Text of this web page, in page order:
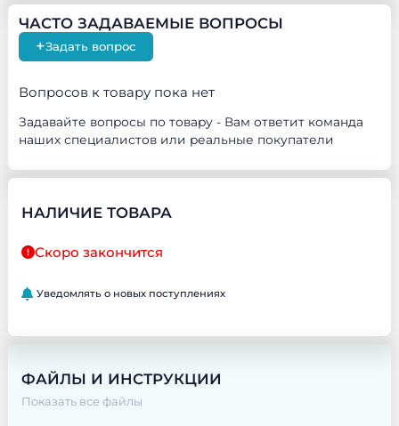
ЧАСТО ЗАДАВАЕМЫЕ ВОПРОСЫ
+Задать вопрос
Вопросов к товару пока нет
Задавайте вопросы по товару - Вам ответит команда
наших специалистов или реальные покупатели
НАЛИЧИЕ ТОВАРА
Скоро закончится
Уведомлять о новых поступлениях
ФАЙЛЫ И ИНСТРУКЦИИ
Показать все файлы